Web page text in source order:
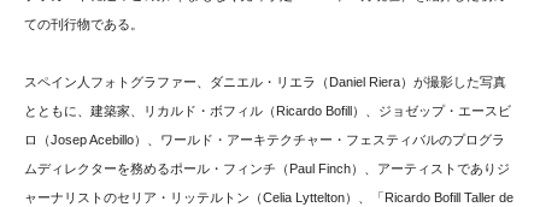
ての刊行物である。
スペイン人フォトグラファー、ダニエル・リエラ（Daniel Riera）が撮影した写真
とともに、建築家、リカルド・ボフィル（Ricardo Bofill）、ジョゼップ・エースビ
ロ（Josep Acebillo）、ワールド・アーキテクチャー・フェスティバルのプログラ
ムディレクターを務めるポール・フィンチ（Paul Finch）、アーティストでありジ
ャーナリストのセリア・リッテルトン（Celia Lyttelton）、「Ricardo Bofill Taller de